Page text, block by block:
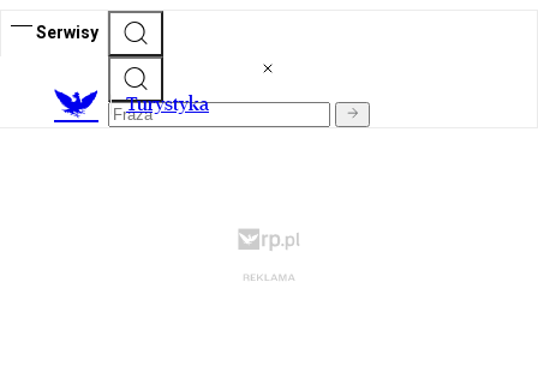
Serwisy
Turystyka